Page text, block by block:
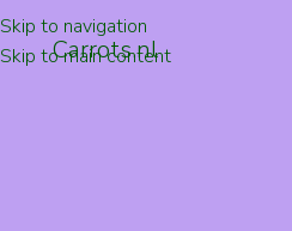
Skip to navigation
Skip to main content
Carrots.nl